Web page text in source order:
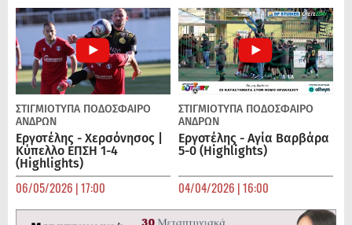
ΣΤΙΓΜΙΟΤΥΠΑ ΠΟΔΌΣΦΑΙΡΟ
ΑΝΔΡΏΝ
Εργοτέλης - Χερσόνησος |
Κύπελλο ΕΠΣΗ 1-4
(Highlights)
06/05/2026 | 17:00
ΣΤΙΓΜΙΟΤΥΠΑ ΠΟΔΌΣΦΑΙΡΟ
ΑΝΔΡΏΝ
Εργοτέλης - Αγία Βαρβάρα
5-0 (Highlights)
04/04/2026 | 16:00